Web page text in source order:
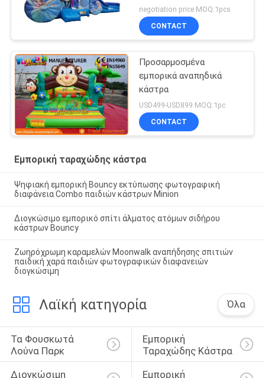
negotiation price MOQ:1pcs
CONTACT
Προσαρμοσμένα
εμπορικά αναπηδικά
κάστρα
USD499-USD899 MOQ:1pc
CONTACT
Εμπορική ταραχώδης κάστρα
Ψηφιακή εμπορική Bouncy εκτύπωσης φωτογραφική
διαφάνεια Combo παιδιών κάστρων Minion
Διογκώσιμο εμπορικό σπίτι άλματος ατόμων σιδήρου
κάστρων Bouncy
Ζωηρόχρωμη καραμελών Moonwalk αναπήδησης σπιτιών
παιδική χαρά παιδιών φωτογραφικών διαφανειών
διογκώσιμη
Λαϊκή κατηγορία Όλα
Τα Φουσκωτά
Λούνα Παρκ
Εμπορική
Ταραχώδης Κάστρα
Διογκώσιμη
Εμπορική